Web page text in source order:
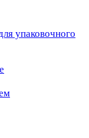
упаковочного